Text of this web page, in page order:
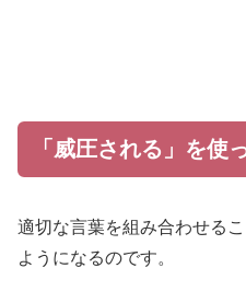
「威圧される」を使
適切な言葉を組み合わせる
ようになるのです。